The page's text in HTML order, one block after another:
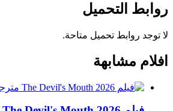
روابط التحميل
لا توجد روابط تحميل متاحة.
افلام مشابهة